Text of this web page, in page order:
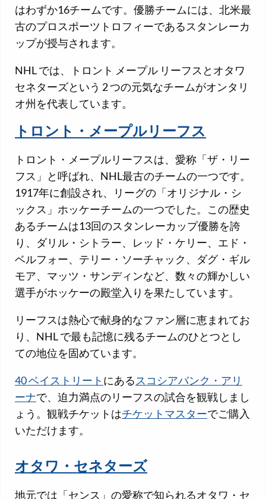
はわずか16チームです。優勝チームには、北米最
古のプロスポーツトロフィーであるスタンレーカ
ップが授与されます。
NHL では、トロント メープル リーフスとオタワ
セネターズという 2 つの元気なチームがオンタリ
オ州を代表しています。
トロント・メープルリーフス
トロント・メープルリーフスは、愛称「ザ・リー
フス」と呼ばれ、NHL最古のチームの一つです。
1917年に創設され、リーグの「オリジナル・シ
ックス」ホッケーチームの一つでした。この歴史
あるチームは13回のスタンレーカップ優勝を誇
り、ダリル・シトラー、レッド・ケリー、エド・
ベルフォー、テリー・ソーチャック、ダグ・ギル
モア、マッツ・サンディンなど、数々の輝かしい
選手がホッケーの殿堂入りを果たしています。
リーフスは熱心で献身的なファン層に恵まれてお
り、NHL で最も記憶に残るチームのひとつとし
ての地位を固めています。
40 ベイストリート にある スコシアバンク・アリ
ーナで、迫力満点のリーフスの試合を観戦しまし
ょう。観戦チケットはチケットマスターでご購入
いただけます。
オタワ・セネターズ
地元では「センス」の愛称で知られるオタワ・セ